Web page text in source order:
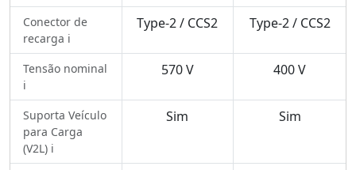
Conector de
recarga ℹ️
Type-2 / CCS2 Type-2 / CCS2
Tensão nominal
ℹ️
570 V 400 V
Suporta Veículo
para Carga
(V2L) ℹ️
Sim Sim